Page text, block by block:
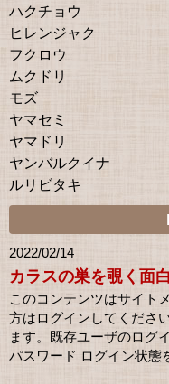
ハクチョウ
ヒレンジャク
フクロウ
ムクドリ
モズ
ヤマセミ
ヤマドリ
ヤンバルクイナ
ルリビタキ
2022/02/14
カラスの巣を覗く面
このコンテンツはサイト
方はログインしてくださ
ます。既存ユーザのログ
パスワード ログイン状